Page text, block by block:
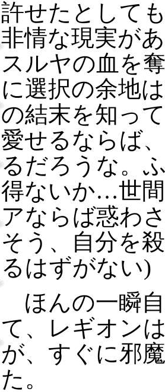
許せたとして
非情な現実が
スルヤの血を
に選択の余地
の結末を知っ
愛せるならば
るだろうな。
得ないか…世
アならば惑わ
そう、自分を
るはずがない)
ほんの一瞬
て、レギオン
が、すぐに邪
た。